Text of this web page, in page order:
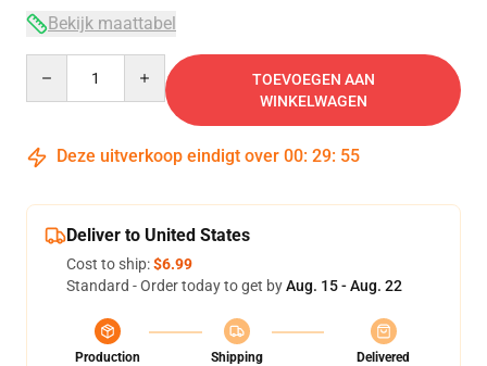
Bekijk maattabel
TOEVOEGEN AAN
WINKELWAGEN
Deze uitverkoop eindigt over 00: 29: 54
Deliver to United States
Cost to ship:$6.99
Standard - Order today to get byAug. 15 - Aug. 22
Production
Shipping
Delivered